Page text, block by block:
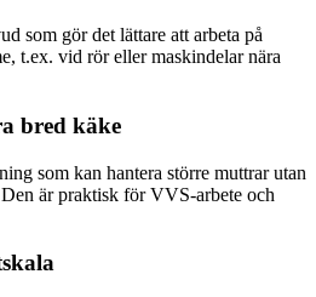
som gör det lättare att arbeta på
t.ex. vid rör eller maskindelar nära
bred käke
som kan hantera större muttrar utan
är praktisk för VVS-arbete och